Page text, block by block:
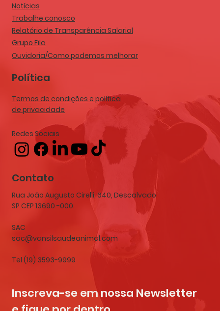
Notícias
Trabalhe conosco
Relatório de Transparência Salarial
Grupo Fila
Ouvidoria/Como podemos melhorar
Política
Termos de condições e política
de privacidade
Redes Sociais
Contato
Rua João Augusto Cirelli, 640, Descalvado
SP CEP 13690 -000.
SAC
sac@vansilsaudeanimal.com
Tel (19) 3593-9999
Inscreva-se em nossa Newsletter